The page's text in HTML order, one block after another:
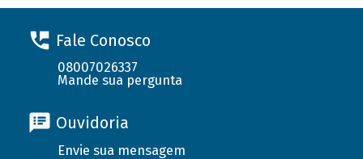
Fale Conosco
08007026337
Mande sua pergunta
Ouvidoria
Envie sua mensagem